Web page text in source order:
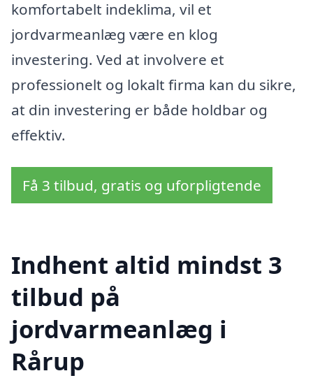
komfortabelt indeklima, vil et
jordvarmeanlæg være en klog
investering. Ved at involvere et
professionelt og lokalt firma kan du sikre,
at din investering er både holdbar og
effektiv.
Få 3 tilbud, gratis og uforpligtende
Indhent altid mindst 3
tilbud på
jordvarmeanlæg i
Rårup